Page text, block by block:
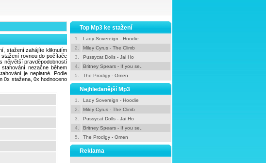
stažení zahájíte kliknutím
stažení rovnou do počítače
nějvětší pravděpodobností
nezačne během
je neplatné. Podle
0x stažena, 0x hodnoceno
Top Mp3 ke stažení
1.
Lady Sovereign - Hoodie
2.
Miley Cyrus - The Climb
3.
Pussycat Dolls - Jai Ho
4.
Britney Spears - If you se..
5.
The Prodigy - Omen
Nejhledanější Mp3
1.
Lady Sovereign - Hoodie
2.
Miley Cyrus - The Climb
3.
Pussycat Dolls - Jai Ho
4.
Britney Spears - If you se..
5.
The Prodigy - Omen
Reklama